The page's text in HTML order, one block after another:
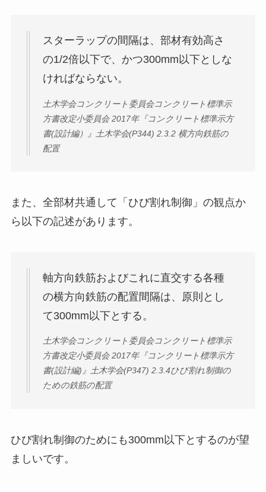
スターラップの間隔は、部材有効高さ
の1/2倍以下で、かつ300mm以下としな
ければならない。
土木学会コンクリート委員会コンクリート標準示
方書改定小委員会 2017年『コンクリート標準示方
書(設計編）』土木学会(P344) 2.3.2 横方向鉄筋の
配置
また、全部材共通して「ひび割れ制御」の観点か
ら以下の記述があります。
軸方向鉄筋およびこれに直交する各種
の横方向鉄筋の配置間隔は、原則とし
て300mm以下とする。
土木学会コンクリート委員会コンクリート標準示
方書改定小委員会 2017年『コンクリート標準示方
書(設計編)』土木学会(P347) 2.3.4ひび割れ制御の
ための鉄筋の配置
ひび割れ制御のためにも300mm以下とするのが望
ましいです。